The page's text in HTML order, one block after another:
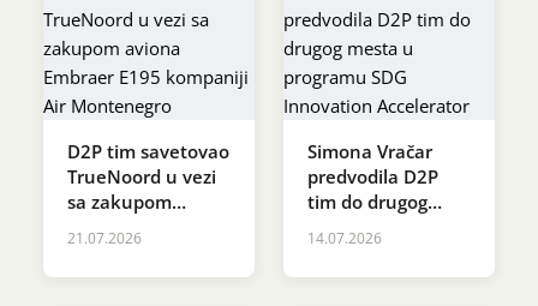
D2P tim savetovao
TrueNoord u vezi
sa zakupom
aviona Embraer
Montenegro
21.07.2026
Simona Vračar
predvodila D2P
tim do drugog
mesta u programu
Accelerator
14.07.2026